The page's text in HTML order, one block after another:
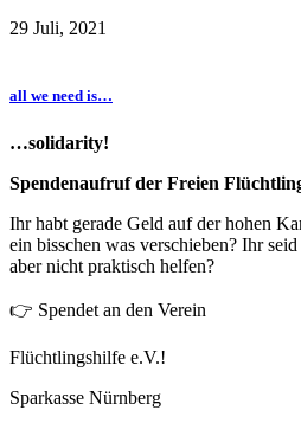
29 Juli, 2021
all we need is…
…solidarity!
Spendenaufruf der Freien
Ihr habt gerade Geld auf der hohen
ein bisschen was verschieben? Ihr
aber nicht praktisch helfen?
👉 Spendet an den Verein
Flüchtlingshilfe e.V.!
Sparkasse Nürnberg